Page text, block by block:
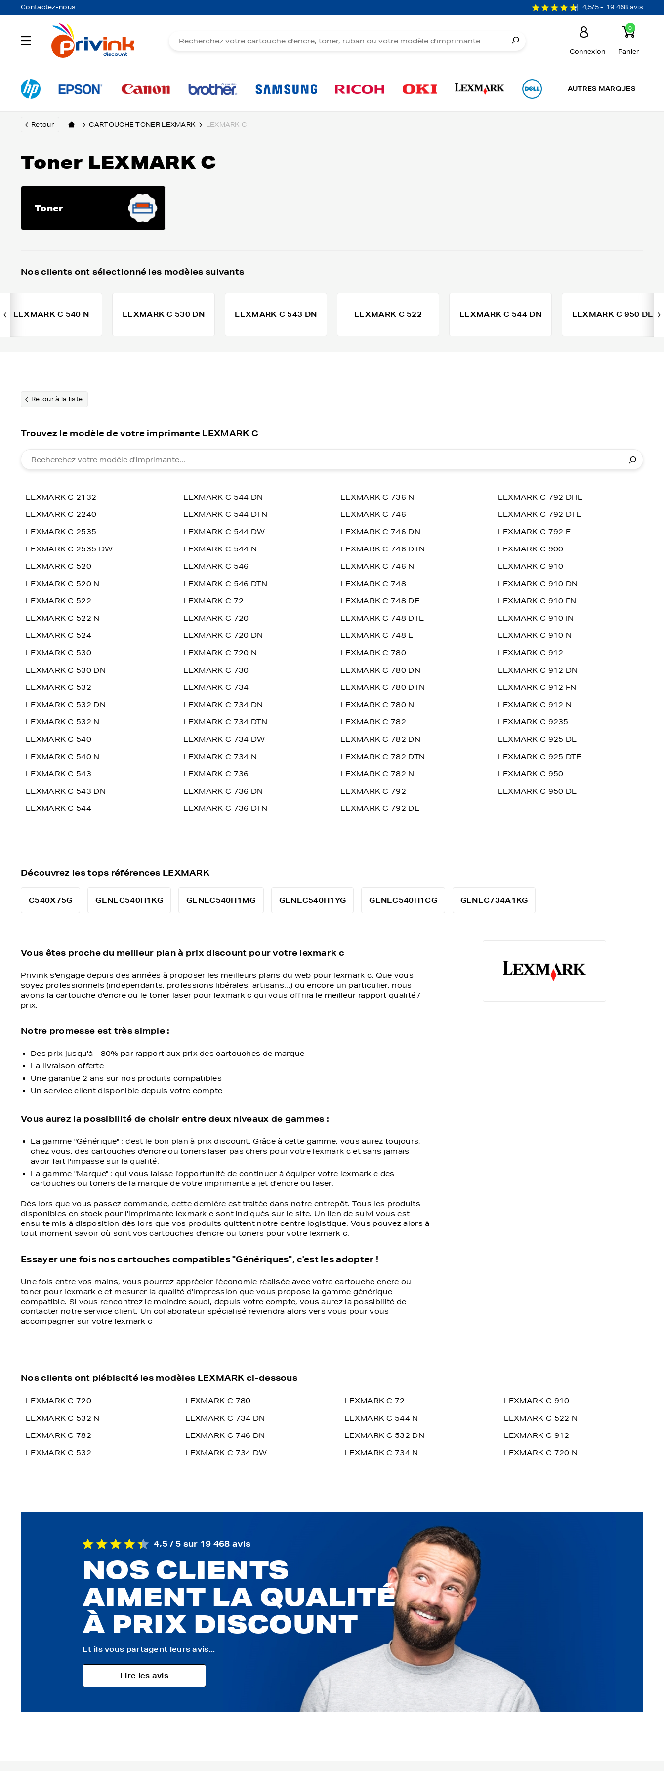
Contactez-nous 4,5/5 - 19 468 avis
Connexion
0
Panier
AUTRES MARQUES
Retour CARTOUCHE TONER LEXMARK LEXMARK C
Toner LEXMARK C
Toner
Nos clients ont sélectionné les modèles suivants
LEXMARK C 540 N LEXMARK C 530 DN LEXMARK C 543 DN LEXMARK C 522 LEXMARK C 544 DN LEXMARK C 950 DE
Retour à la liste
Trouvez le modèle de votre imprimante LEXMARK C
LEXMARK C 2132
LEXMARK C 2240
LEXMARK C 2535
LEXMARK C 2535 DW
LEXMARK C 520
LEXMARK C 520 N
LEXMARK C 522
LEXMARK C 522 N
LEXMARK C 524
LEXMARK C 530
LEXMARK C 530 DN
LEXMARK C 532
LEXMARK C 532 DN
LEXMARK C 532 N
LEXMARK C 540
LEXMARK C 540 N
LEXMARK C 543
LEXMARK C 543 DN
LEXMARK C 544
LEXMARK C 544 DN
LEXMARK C 544 DTN
LEXMARK C 544 DW
LEXMARK C 544 N
LEXMARK C 546
LEXMARK C 546 DTN
LEXMARK C 72
LEXMARK C 720
LEXMARK C 720 DN
LEXMARK C 720 N
LEXMARK C 730
LEXMARK C 734
LEXMARK C 734 DN
LEXMARK C 734 DTN
LEXMARK C 734 DW
LEXMARK C 734 N
LEXMARK C 736
LEXMARK C 736 DN
LEXMARK C 736 DTN
LEXMARK C 736 N
LEXMARK C 746
LEXMARK C 746 DN
LEXMARK C 746 DTN
LEXMARK C 746 N
LEXMARK C 748
LEXMARK C 748 DE
LEXMARK C 748 DTE
LEXMARK C 748 E
LEXMARK C 780
LEXMARK C 780 DN
LEXMARK C 780 DTN
LEXMARK C 780 N
LEXMARK C 782
LEXMARK C 782 DN
LEXMARK C 782 DTN
LEXMARK C 782 N
LEXMARK C 792
LEXMARK C 792 DE
LEXMARK C 792 DHE
LEXMARK C 792 DTE
LEXMARK C 792 E
LEXMARK C 900
LEXMARK C 910
LEXMARK C 910 DN
LEXMARK C 910 FN
LEXMARK C 910 IN
LEXMARK C 910 N
LEXMARK C 912
LEXMARK C 912 DN
LEXMARK C 912 FN
LEXMARK C 912 N
LEXMARK C 9235
LEXMARK C 925 DE
LEXMARK C 925 DTE
LEXMARK C 950
LEXMARK C 950 DE
Découvrez les tops références LEXMARK
C540X75G GENEC540H1KG GENEC540H1MG GENEC540H1YG GENEC540H1CG GENEC734A1KG
Vous êtes proche du meilleur plan à prix discount pour votre lexmark c
Privink s'engage depuis des années à proposer les meilleurs plans du web pour lexmark c. Que vous
soyez professionnels (indépendants, professions libérales, artisans...) ou encore un particulier, nous
avons la cartouche d'encre ou le toner laser pour lexmark c qui vous offrira le meilleur rapport qualité /
prix.
Notre promesse est très simple :
Des prix jusqu'à - 80% par rapport aux prix des cartouches de marque
La livraison offerte
Une garantie 2 ans sur nos produits compatibles
Un service client disponible depuis votre compte
Vous aurez la possibilité de choisir entre deux niveaux de gammes :
La gamme "Générique" : c'est le bon plan à prix discount. Grâce à cette gamme, vous aurez toujours,
chez vous, des cartouches d'encre ou toners laser pas chers pour votre lexmark c et sans jamais
avoir fait l'impasse sur la qualité.
La gamme "Marque" : qui vous laisse l'opportunité de continuer à équiper votre lexmark c des
cartouches ou toners de la marque de votre imprimante à jet d'encre ou laser.
Dès lors que vous passez commande, cette dernière est traitée dans notre entrepôt. Tous les produits
disponibles en stock pour l'imprimante lexmark c sont indiqués sur le site. Un lien de suivi vous est
ensuite mis à disposition dès lors que vos produits quittent notre centre logistique. Vous pouvez alors à
tout moment savoir où sont vos cartouches d'encre ou toners pour votre lexmark c.
Essayer une fois nos cartouches compatibles "Génériques", c'est les adopter !
Une fois entre vos mains, vous pourrez apprécier l'économie réalisée avec votre cartouche encre ou
toner pour lexmark c et mesurer la qualité d'impression que vous propose la gamme générique
compatible. Si vous rencontrez le moindre souci, depuis votre compte, vous aurez la possibilité de
contacter notre service client. Un collaborateur spécialisé reviendra alors vers vous pour vous
accompagner sur votre lexmark c
Nos clients ont plébiscité les modèles LEXMARK ci-dessous
LEXMARK C 720
LEXMARK C 532 N
LEXMARK C 782
LEXMARK C 532
LEXMARK C 780
LEXMARK C 734 DN
LEXMARK C 746 DN
LEXMARK C 734 DW
LEXMARK C 72
LEXMARK C 544 N
LEXMARK C 532 DN
LEXMARK C 734 N
LEXMARK C 910
LEXMARK C 522 N
LEXMARK C 912
LEXMARK C 720 N
4,5 / 5 sur 19 468 avis
NOS CLIENTS
AIMENT LA QUALITÉ
À PRIX DISCOUNT
Et ils vous partagent leurs avis...
Lire les avis